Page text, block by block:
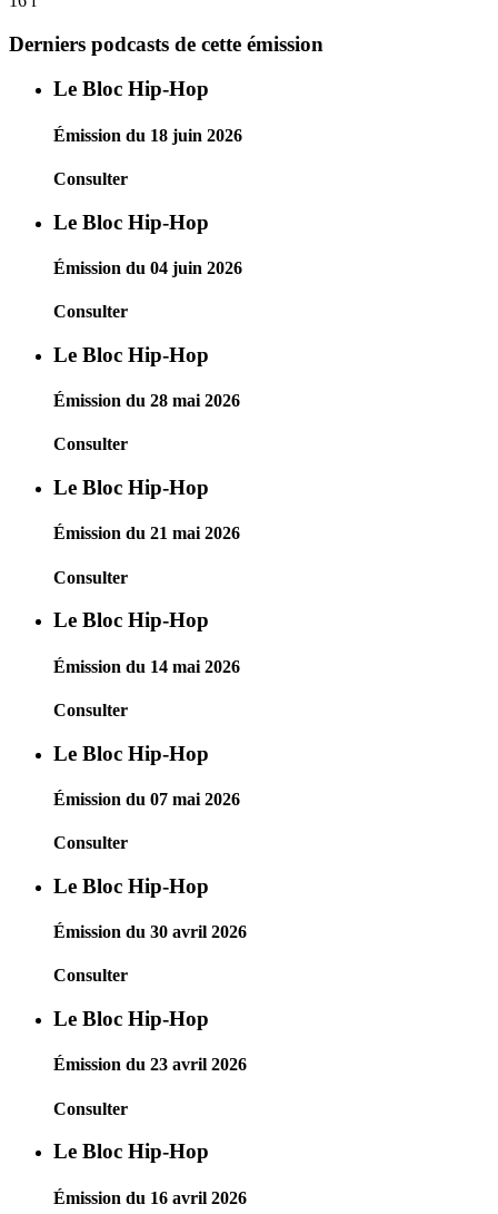
Derniers podcasts de cette émission
Le Bloc Hip-Hop
Émission du 18 juin 2026
Consulter
Le Bloc Hip-Hop
Émission du 04 juin 2026
Consulter
Le Bloc Hip-Hop
Émission du 28 mai 2026
Consulter
Le Bloc Hip-Hop
Émission du 21 mai 2026
Consulter
Le Bloc Hip-Hop
Émission du 14 mai 2026
Consulter
Le Bloc Hip-Hop
Émission du 07 mai 2026
Consulter
Le Bloc Hip-Hop
Émission du 30 avril 2026
Consulter
Le Bloc Hip-Hop
Émission du 23 avril 2026
Consulter
Le Bloc Hip-Hop
Émission du 16 avril 2026